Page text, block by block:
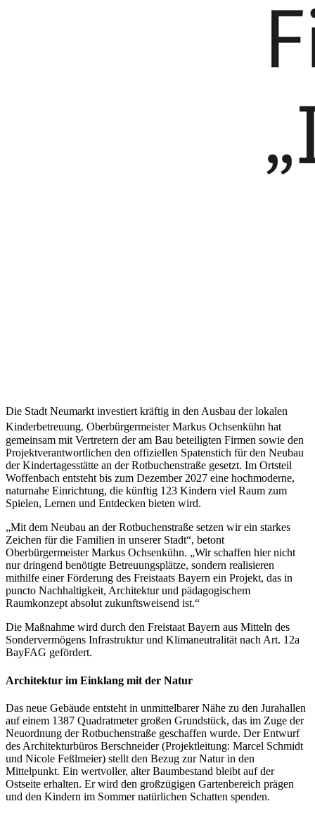
Die Stadt Neumarkt investiert kräftig in den Ausbau der lokalen
Kinderbetreuung. Oberbürgermeister Markus Ochsenkühn hat
gemeinsam mit Vertretern der am Bau beteiligten Firmen sowie den
Projektverantwortlichen den offiziellen Spatenstich für den Neubau
der Kindertagesstätte an der Rotbuchenstraße gesetzt. Im Ortsteil
Woffenbach entsteht bis zum Dezember 2027 eine hochmoderne,
naturnahe Einrichtung, die künftig 123 Kindern viel Raum zum
Spielen, Lernen und Entdecken bieten wird.
„Mit dem Neubau an der Rotbuchenstraße setzen wir ein starkes
Zeichen für die Familien in unserer Stadt“, betont
Oberbürgermeister Markus Ochsenkühn. „Wir schaffen hier nicht
nur dringend benötigte Betreuungsplätze, sondern realisieren
mithilfe einer Förderung des Freistaats Bayern ein Projekt, das in
puncto Nachhaltigkeit, Architektur und pädagogischem
Raumkonzept absolut zukunftsweisend ist.“
Die Maßnahme wird durch den Freistaat Bayern aus Mitteln des
Sondervermögens Infrastruktur und Klimaneutralität nach Art. 12a
BayFAG gefördert.
Architektur im Einklang mit der Natur
Das neue Gebäude entsteht in unmittelbarer Nähe zu den Jurahallen
auf einem 1387 Quadratmeter großen Grundstück, das im Zuge der
Neuordnung der Rotbuchenstraße geschaffen wurde. Der Entwurf
des Architekturbüros Berschneider (Projektleitung: Marcel Schmidt
und Nicole Feßlmeier) stellt den Bezug zur Natur in den
Mittelpunkt. Ein wertvoller, alter Baumbestand bleibt auf der
Ostseite erhalten. Er wird den großzügigen Gartenbereich prägen
und den Kindern im Sommer natürlichen Schatten spenden.